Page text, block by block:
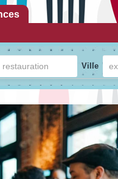
Ville